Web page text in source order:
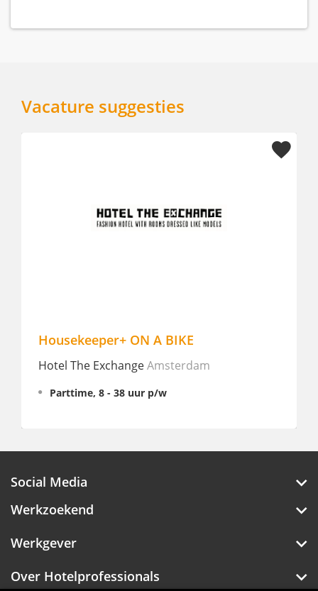
Vacature suggesties
Housekeeper+ ON A BIKE
Hotel The ExchangeAmsterdam
Parttime, 8 - 38 uur p/w
Social Media
Werkzoekend
Werkgever
Over Hotelprofessionals